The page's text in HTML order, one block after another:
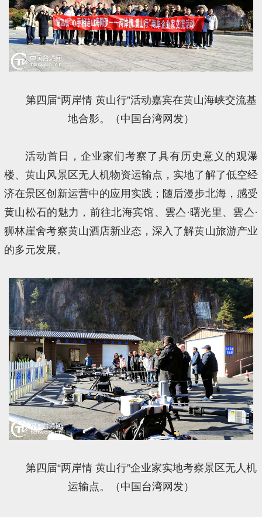
第四届“两岸情 黄山行”活动嘉宾在黄山海峡交流基
地合影。（中国台湾网发）
活动首日，企业家们考察了具有历史意义的观瀑
楼、黄山风景区无人机物资运输点，实地了解了低空经
济在景区创新运营中的应用实践；随后漫步北海，感受
黄山松石的魅力，前往北海宾馆、雲亼·曙光里、雲亼·
狮林崖舍考察黄山酒店新业态，深入了解黄山旅游产业
的多元发展。
第四届“两岸情 黄山行”企业家实地考察景区无人机
运输点。（中国台湾网发）